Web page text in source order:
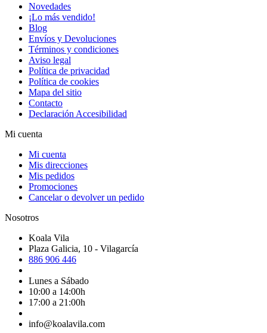
Novedades
¡Lo más vendido!
Blog
Envíos y Devoluciones
Términos y condiciones
Aviso legal
Política de privacidad
Política de cookies
Mapa del sitio
Contacto
Declaración Accesibilidad
Mi cuenta
Mi cuenta
Mis direcciones
Mis pedidos
Promociones
Cancelar o devolver un pedido
Nosotros
Koala Vila
Plaza Galicia, 10 - Vilagarcía
886 906 446
Lunes a Sábado
10:00 a 14:00h
17:00 a 21:00h
info@koalavila.com